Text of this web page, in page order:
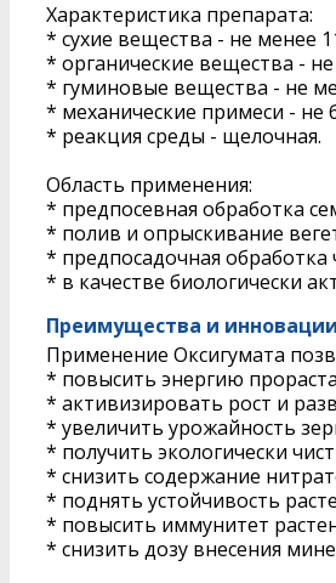
Характеристика препарата:
* сухие вещества - не менее
* органические вещества -
* гуминовые вещества - не
* механические примеси - не
* реакция среды - щелочная.
Область применения:
* предпосевная обработка
* полив и опрыскивание
* предпосадочная
* в качестве биологически
Преимущества и инновации
Применение Оксигумата
* повысить энергию
* активизировать рост и
* увеличить урожайность
* получить экологически
* снизить содержание
* поднять устойчивость
* повысить иммунитет
* снизить дозу внесения